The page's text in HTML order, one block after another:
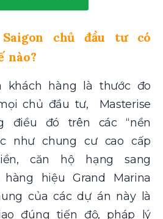
chủ đầu tư có
nào?
khách hàng là thước đo
chủ đầu tư, Masterise
điều đó trên các “nền
như chung cư cao cấp
căn hộ hạng sang
hiệu Grand Marina
của các dự án này là
đúng tiến độ, pháp lý